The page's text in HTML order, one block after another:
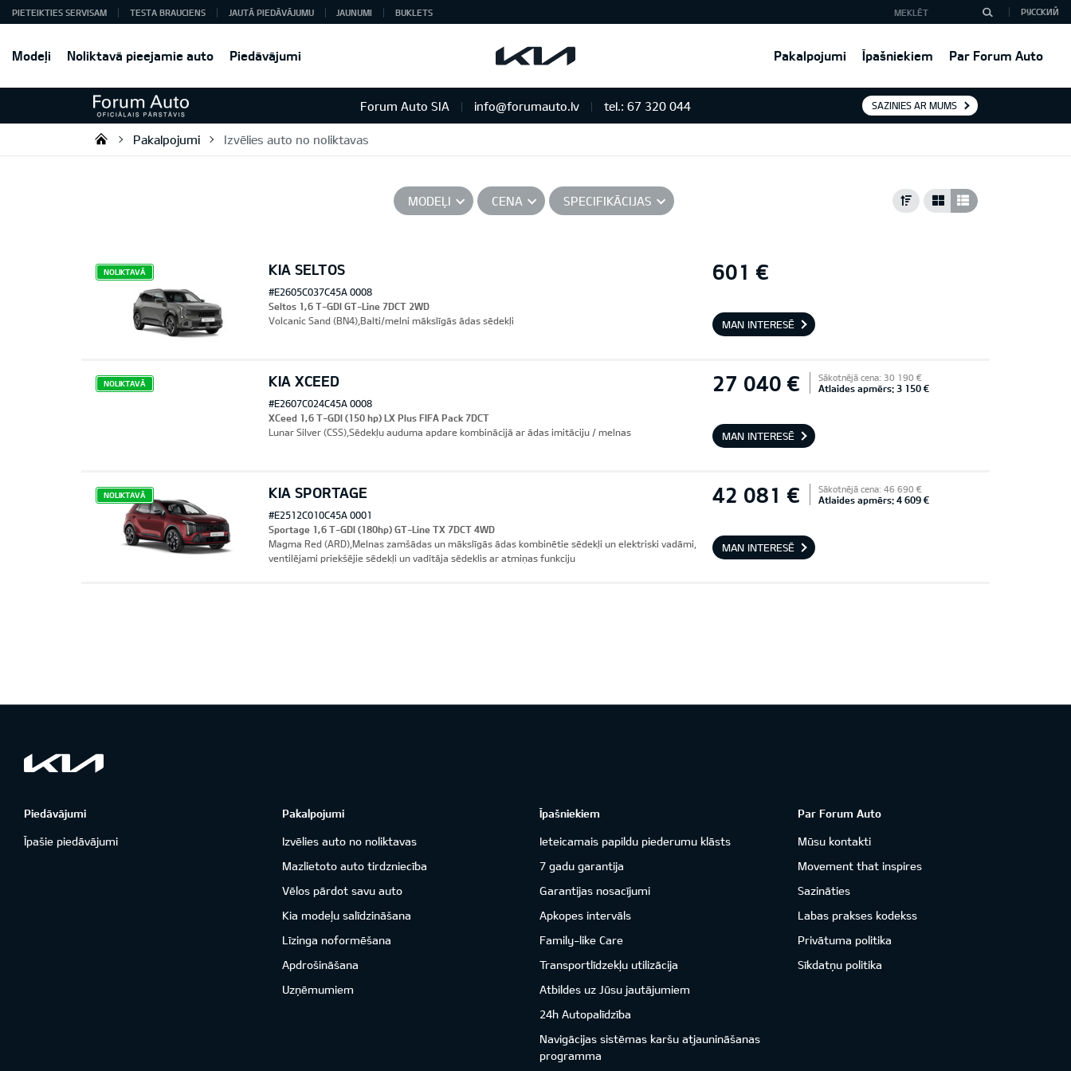
Modeļi Noliktavā pieejamie auto Piedāvājumi Pakalpojumi Īpašniekiem Par Forum Auto
PIETEIKTIES SERVISAM TESTA BRAUCIENS JAUTĀ PIEDĀVĀJUMU JAUNUMI BUKLETS РУССКИЙ
Forum Auto SIA info@forumauto.lv tel.: 67 320 044 SAZINIES AR MUMS
Forum Auto SIA
Pakalpojumi Izvēlies auto no noliktavas
MODEĻI CENA SPECIFIKĀCIJAS
KIA SELTOS 601 €
NOLIKTAVĀ
#E2605C037C45A 0008
Seltos 1,6 T-GDI GT-Line 7DCT 2WD
Volcanic Sand (BN4),Balti/melni mākslīgās ādas sēdekļi
MAN INTERESĒ
KIA XCEED 27 040 € Sākotnējā cena: 30 190 €
Atlaides apmērs: 3 150 €
NOLIKTAVĀ
#E2607C024C45A 0008
XCeed 1,6 T-GDI (150 hp) LX Plus FIFA Pack 7DCT
Lunar Silver (CSS),Sēdekļu auduma apdare kombinācijā ar ādas imitāciju / melnas
MAN INTERESĒ
KIA SPORTAGE 42 081 € Sākotnējā cena: 46 690 €
Atlaides apmērs: 4 609 €
NOLIKTAVĀ
#E2512C010C45A 0001
Sportage 1,6 T-GDI (180hp) GT-Line TX 7DCT 4WD
Magma Red (ARD),Melnas zamšādas un mākslīgās ādas kombinētie sēdekļi un elektriski vadāmi,
ventilējami priekšējie sēdekļi un vadītāja sēdeklis ar atmiņas funkciju
MAN INTERESĒ
Piedāvājumi
Īpašie piedāvājumi
Pakalpojumi
Izvēlies auto no noliktavas
Mazlietoto auto tirdzniecība
Vēlos pārdot savu auto
Kia modeļu salīdzināšana
Līzinga noformēšana
Apdrošināšana
Uzņēmumiem
Īpašniekiem
Ieteicamais papildu piederumu klāsts
7 gadu garantija
Garantijas nosacījumi
Apkopes intervāls
Family-like Care
Transportlīdzekļu utilizācija
Atbildes uz Jūsu jautājumiem
24h Autopalīdzība
Navigācijas sistēmas karšu atjaunināšanas
programma
Par Forum Auto
Mūsu kontakti
Movement that inspires
Sazināties
Labas prakses kodekss
Privātuma politika
Sīkdatņu politika